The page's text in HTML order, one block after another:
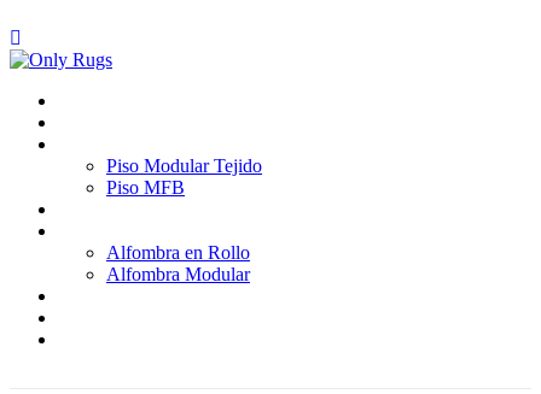
Piso Modular Tejido
Piso MFB
Alfombra en Rollo
Alfombra Modular